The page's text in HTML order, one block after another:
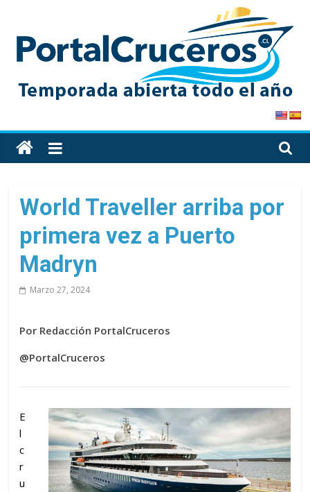
content
PortalCruceros
Toda
la
de
cruceros
en
un
solo
World Traveller arriba por
primera vez a Puerto
Madryn
Marzo 27, 2024
Por Redacción PortalCruceros
@PortalCruceros
E
l
c
r
u